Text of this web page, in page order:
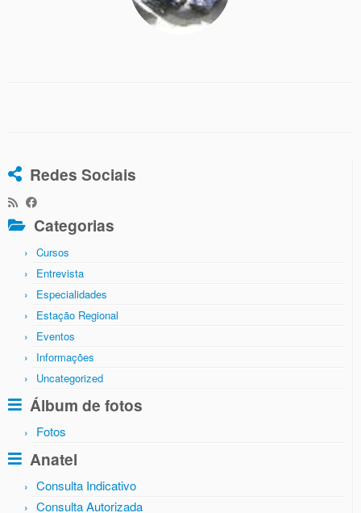
Redes Sociais
Categorias
Cursos
Entrevista
Especialidades
Estação Regional
Eventos
Informações
Uncategorized
Álbum de fotos
Fotos
Anatel
Consulta Indicativo
Consulta Autorizada